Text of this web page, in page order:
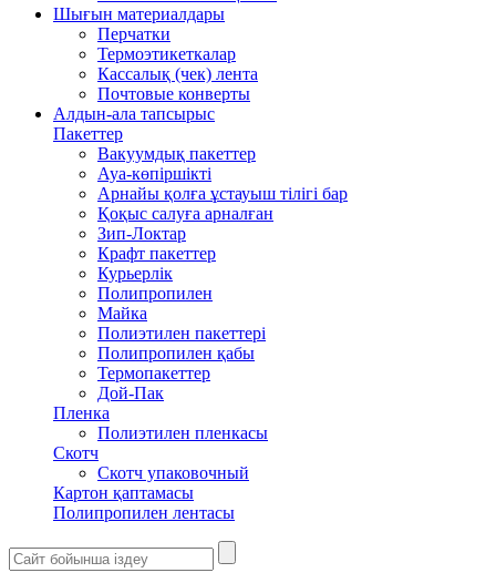
Шығын материалдары
Перчатки
Термоэтикеткалар
Кассалық (чек) лента
Почтовые конверты
Алдын-ала тапсырыс
Пакеттер
Вакуумдық пакеттер
Ауа-көпіршікті
Арнайы қолға ұстауыш тілігі бар
Қоқыс салуға арналған
Зип-Локтар
Крафт пакеттер
Курьерлік
Полипропилен
Майка
Полиэтилен пакеттері
Полипропилен қабы
Термопакеттер
Дой-Пак
Пленка
Полиэтилен пленкасы
Скотч
Скотч упаковочный
Картон қаптамасы
Полипропилен лентасы